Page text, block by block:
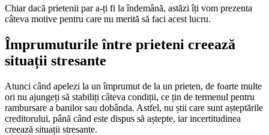
Chiar dacă prietenii par a-ți fi la îndemână, astăzi îți vom prezenta
câteva motive pentru care nu merită să faci acest lucru.
Împrumuturile între prieteni creează
situații stresante
Atunci când apelezi la un împrumut de la un prieten, de foarte multe
ori nu ajungeți să stabiliți câteva condiții, ce țin de termenul pentru
rambursare a banilor sau dobânda. Astfel, nu știi care sunt așteptările
creditorului, până când este dispus să aștepte, iar incertitudinea
creează situații stresante.